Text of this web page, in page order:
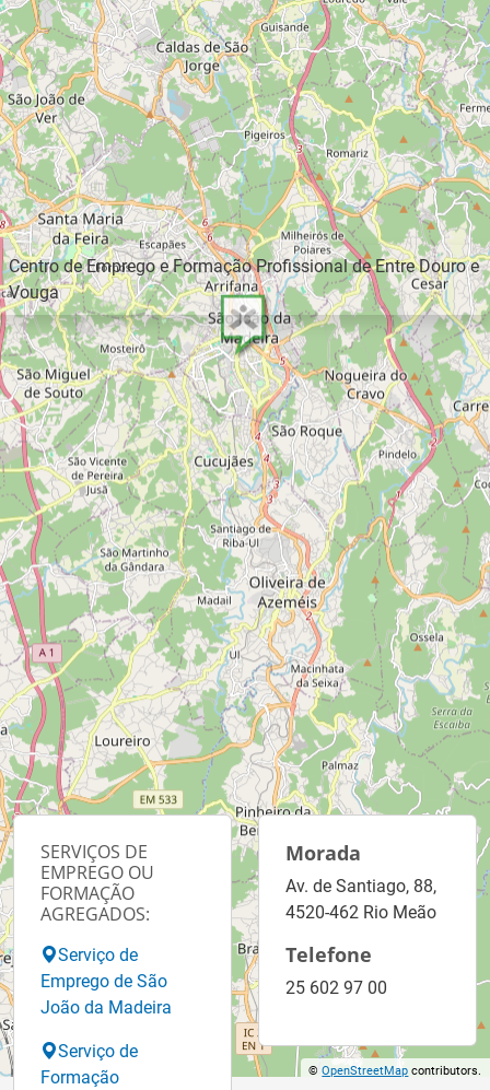
Centro de Emprego e Formação Profissional de Entre Douro e
Vouga
©OpenStreetMap contributors.
SERVIÇOS DE
EMPREGO OU
FORMAÇÃO
AGREGADOS:
Serviço de
Emprego de São
João da Madeira
Serviço de
Formação
Morada
Av. de Santiago, 88,
4520-462 Rio Meão
Telefone
25 602 97 00